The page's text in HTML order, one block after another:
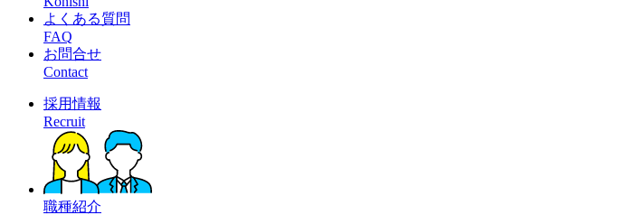
よくある質問
FAQ
お問合せ
Contact
採用情報
Recruit
職種紹介